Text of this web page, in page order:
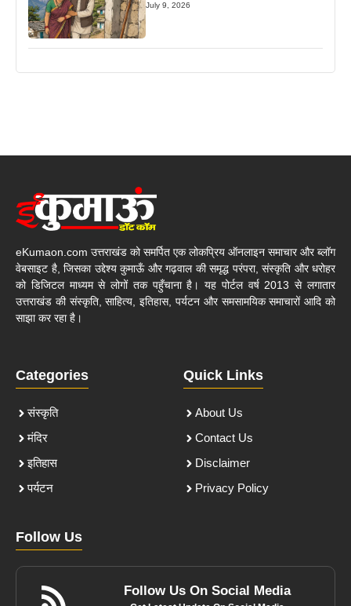
July 9, 2026
eKumaon.com उत्तराखंड को समर्पित एक लोकप्रिय ऑनलाइन समाचार और ब्लॉग
वेबसाइट है, जिसका उद्देश्य कुमाऊँ और गढ़वाल की समृद्ध परंपरा, संस्कृति और धरोहर
को डिजिटल माध्यम से लोगों तक पहुँचाना है। यह पोर्टल वर्ष 2013 से लगातार
उत्तराखंड की संस्कृति, साहित्य, इतिहास, पर्यटन और समसामयिक समाचारों आदि को
साझा कर रहा है।
Categories
संस्कृति
मंदिर
इतिहास
पर्यटन
Quick Links
About Us
Contact Us
Disclaimer
Privacy Policy
Follow Us
Follow Us On Social Media